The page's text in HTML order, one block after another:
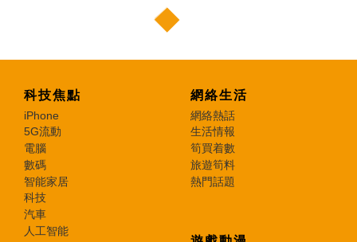
科技焦點
iPhone
5G流動
電腦
數碼
智能家居
科技
汽車
人工智能
網絡生活
網絡熱話
生活情報
筍買着數
旅遊筍料
熱門話題